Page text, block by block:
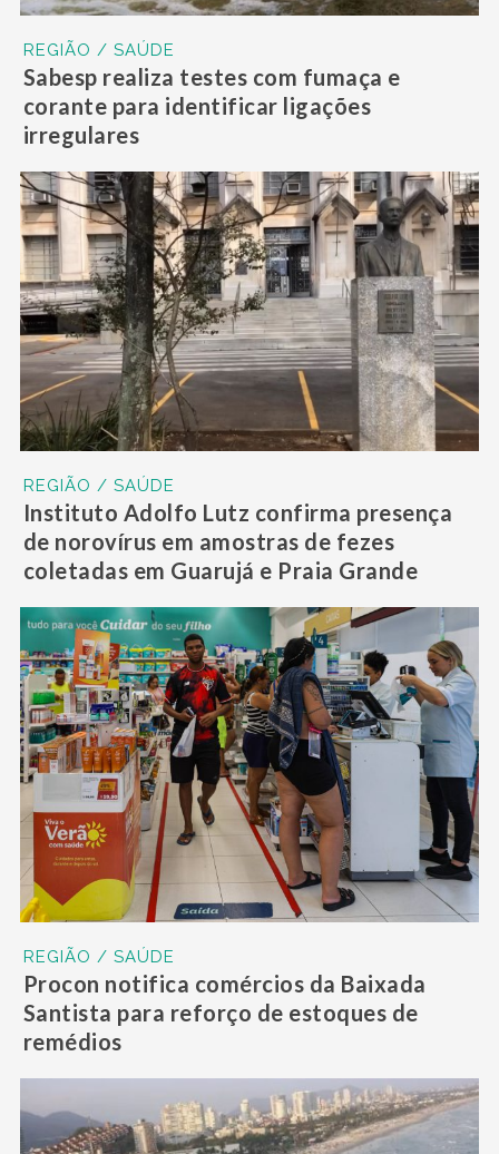
REGIÃO / SAÚDE
Sabesp realiza testes com fumaça e
corante para identificar ligações
irregulares
REGIÃO / SAÚDE
Instituto Adolfo Lutz confirma presença
de norovírus em amostras de fezes
coletadas em Guarujá e Praia Grande
REGIÃO / SAÚDE
Procon notifica comércios da Baixada
Santista para reforço de estoques de
remédios